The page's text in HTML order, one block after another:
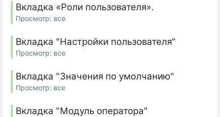
Вкладка «Роли пользователя».
Просмотр: все
Вкладка "Настройки пользователя"
Просмотр: все
Вкладка "Значения по умолчанию"
Просмотр: все
Вкладка "Модуль оператора"